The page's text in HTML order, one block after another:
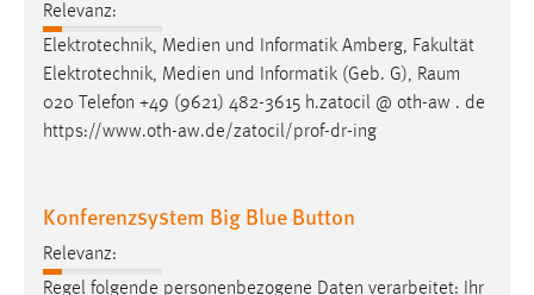
Relevanz:
Elektrotechnik, Medien und Informatik Amberg, Fakultät
Elektrotechnik, Medien und Informatik (Geb. G), Raum
020 Telefon +49 (9621) 482-3615 h.zatocil @ oth-aw . de
https://www.oth-aw.de/zatocil/prof-dr-ing
Konferenzsystem Big Blue Button
Relevanz:
Regel folgende personenbezogene Daten verarbeitet: Ihr
_pk_ref, _pk_cvar, _pk_id, _pk_ses
Zweck:
Zugriffsstatistik
Cookie Laufzeit:
MARKETING
Marketing Cookies werden von Drittanbietern